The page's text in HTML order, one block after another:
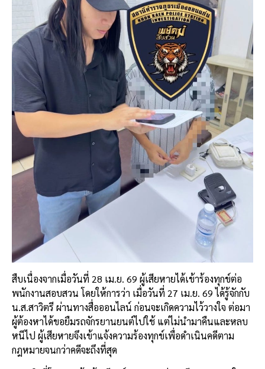
สืบเนื่องจากเมื่อวันที่ 28 เม.ย. 69 ผู้เสียหายได้เข้าร้องทุกข์ต่อ
พนักงานสอบสวน โดยให้การว่า เมื่อวันที่ 27 เม.ย. 69 ได้รู้จักกับ
น.ส.สาวิตรี ผ่านทางสื่อออนไลน์ ก่อนจะเกิดความไว้วางใจ ต่อมา
ผู้ต้องหาได้ขอยืมรถจักรยานยนต์ไปใช้ แต่ไม่นำมาคืนและหลบ
หนีไป ผู้เสียหายจึงเข้าแจ้งความร้องทุกข์เพื่อดำเนินคดีตาม
กฎหมายจนกว่าคดีจะถึงที่สุด